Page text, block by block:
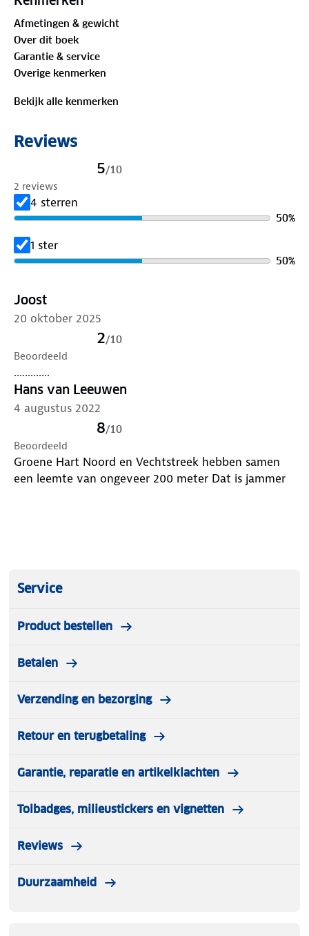
horeca, musea en toeristische informatie. In totaal
zijn er 40 wandelregiokaarten verkrijgbaar.
Afmetingen & gewicht
Over dit boek
Garantie & service
Overige kenmerken
Bekijk alle kenmerken
Reviews
5/10
2 reviews
4 sterren
50%
1 ster
50%
Joost
20 oktober 2025
2/10
Beoordeeld
.............
Hans van Leeuwen
4 augustus 2022
8/10
Beoordeeld
Groene Hart Noord en Vechtstreek hebben samen
een leemte van ongeveer 200 meter Dat is jammer
Service
Product bestellen
Betalen
Verzending en bezorging
Retour en terugbetaling
Garantie, reparatie en artikelklachten
Tolbadges, milieustickers en vignetten
Reviews
Duurzaamheid